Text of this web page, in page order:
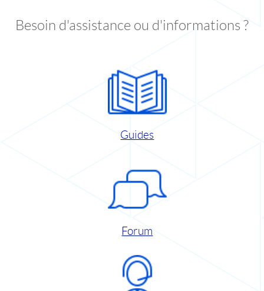
Besoin d'assistance ou d'informations ?
Guides
Forum